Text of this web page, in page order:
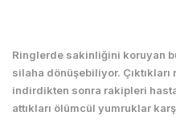
Ringlerde sakinliğini koruyan
silaha dönüşebiliyor.
indirdikten sonra rakipleri
attıkları ölümcül yumruklar